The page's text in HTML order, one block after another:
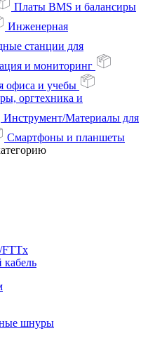
Платы BMS и балансиры
Инженерная
станции для
и мониторинг
офиса и учебы
оргтехника и
Инструмент/Материалы для
Смартфоны и планшеты
FTTx
шнуры